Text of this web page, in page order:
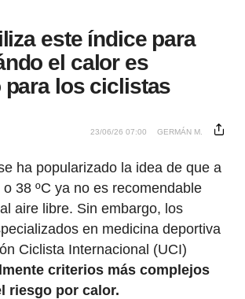
este índice para
el calor es
para los ciclistas
23/06/26 07:00 GERMÁN M.
ha popularizado la idea de que a
o 38 ºC ya no es recomendable
aire libre. Sin embargo, los
en medicina deportiva
Ciclista Internacional (UCI)
criterios más complejos
riesgo por calor.